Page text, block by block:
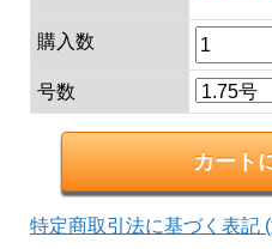
購入数
号数
特定商取引法に基づく表記